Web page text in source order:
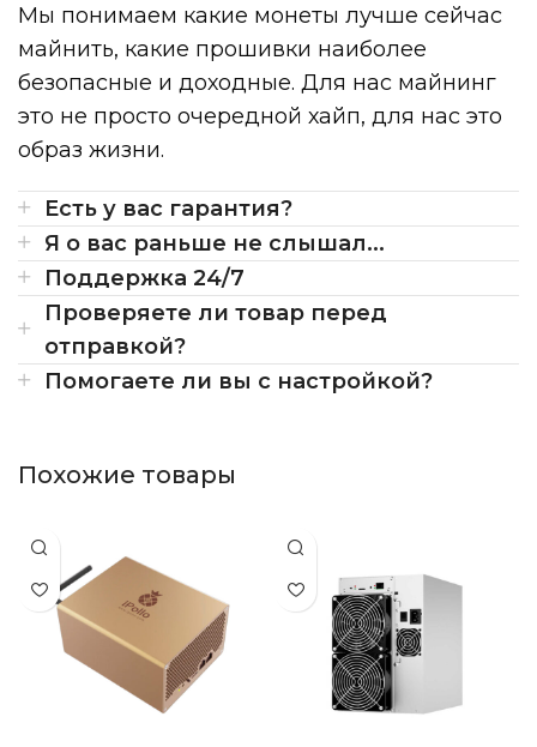
Мы понимаем какие монеты лучше сейчас
майнить, какие прошивки наиболее
безопасные и доходные. Для нас майнинг
это не просто очередной хайп, для нас это
образ жизни.
Есть у вас гарантия?
Я о вас раньше не слышал...
Поддержка 24/7
Проверяете ли товар перед
отправкой?
Помогаете ли вы с настройкой?
Похожие товары